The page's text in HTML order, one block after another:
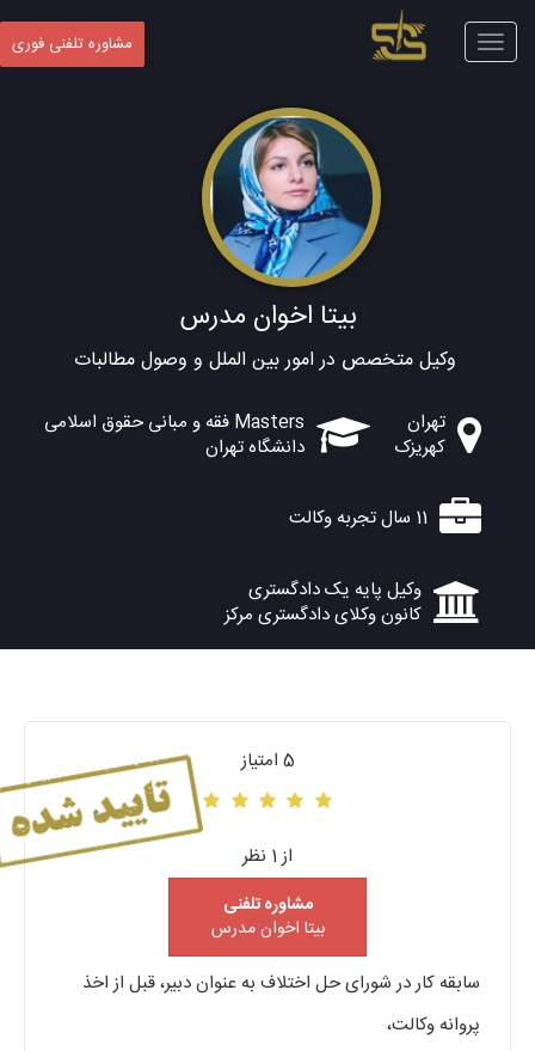
Toggle
navigation
مشاوره تلفنی فوری
بیتا اخوان مدرس
وکیل متخصص در امور بین الملل و وصول مطالبات
تهران
کهریزک
Masters فقه و مبانی حقوق اسلامی
دانشگاه تهران
11 سال تجربه وکالت
وکیل پایه یک دادگستری
کانون وکلای دادگستری مرکز
5 امتیاز
از 1 نظر
مشاوره تلفنی
بیتا اخوان مدرس
سابقه کار در شورای حل اختلاف به عنوان دبیر، قبل از اخذ
پروانه وکالت،